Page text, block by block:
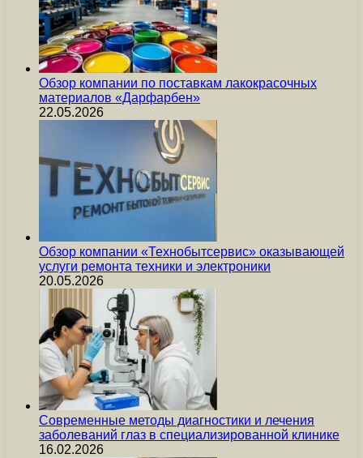
Обзор компании по поставкам лакокрасочных
материалов «Дарфарбен»
22.05.2026
Обзор компании «Технобытсервис» оказывающей
услуги ремонта техники и электроники
20.05.2026
Современные методы диагностики и лечения
заболеваний глаз в специализированной клинике
16.02.2026